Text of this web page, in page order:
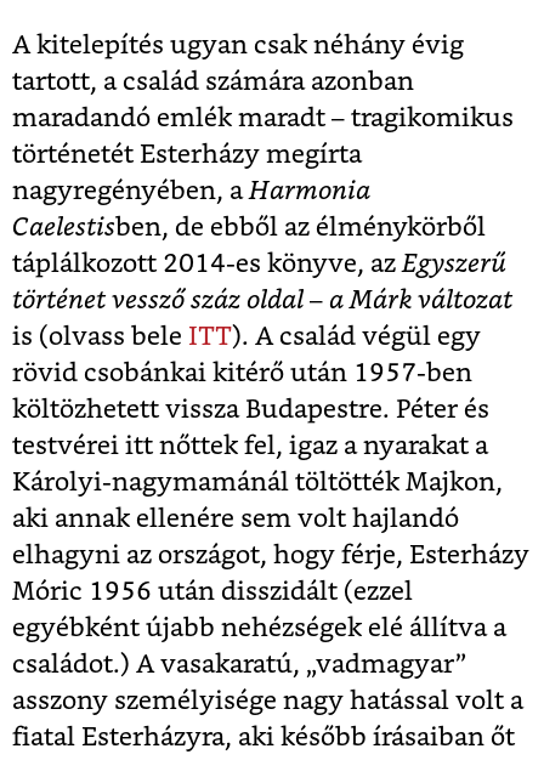
A kitelepítés ugyan csak néhány évig
tartott, a család számára azonban
maradandó emlék maradt – tragikomikus
történetét Esterházy megírta
nagyregényében, aHarmonia
Caelestisben, de ebből az élménykörből
táplálkozott 2014-es könyve, azEgyszerű
történet vessző száz oldal – a Márk változat
is (olvass bele ITT). A család végül egy
rövid csobánkai kitérő után 1957-ben
költözhetett vissza Budapestre. Péter és
testvérei itt nőttek fel, igaz a nyarakat a
Károlyi-nagymamánál töltötték Majkon,
aki annak ellenére sem volt hajlandó
elhagyni az országot, hogy férje, Esterházy
Móric 1956 után disszidált (ezzel
egyébként újabb nehézségek elé állítva a
családot.) A vasakaratú, „vadmagyar”
asszony személyisége nagy hatással volt a
fiatal Esterházyra, aki később írásaiban őt